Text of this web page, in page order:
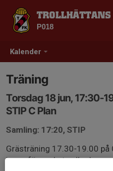
Kalender
TROLLHÄTTANS
P018
Träning
Torsdag 18 jun, 17:30-
STIP C Plan
Samling: 17:20, STIP
Grästräning 17.30-19.00 på
innan för ombyte eller kom